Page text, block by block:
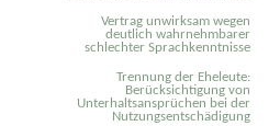
Vertrag unwirksam wegen
deutlich wahrnehmbarer
schlechter Sprachkenntnisse
Trennung der Eheleute:
Berücksichtigung von
Unterhaltsansprüchen bei der
Nutzungsentschädigung